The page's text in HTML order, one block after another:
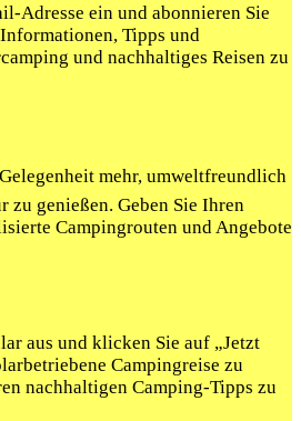
Adresse ein und abonnieren Sie
Tipps und
und nachhaltiges Reisen zu
mehr, umweltfreundlich
zu genießen. Geben Sie Ihren
Campingrouten und Angebote
aus und klicken Sie auf „Jetzt
Campingreise zu
nachhaltigen Camping-Tipps zu